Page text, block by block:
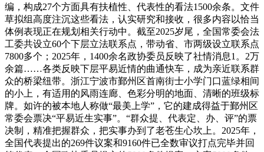
编，构成27个方面具有扶植性、代表性的看法1500余条。文件
草拟组高度注沉这些看法，认实研究和接收，很多内容以恰当
体例表现正在规划相关行动中。截至2025岁尾，全国常委会法
工委共设立60个下层立法联系点，带动省、市两级设立联系点
7800多个；2025年，1400余名政协委员反映了社情消息1。2万
余篇……各类反映下层平易近情的曲通快车，成为亲近联系群
众的桥梁纽带。浙江宁波市鄞州区首南街士小学门口蓝绿相间
的小上，有适用的风雨连廊、色彩分明的地面、清晰的班级标
牌。如许的被本地人称做“最美上学”，它的建成得益于鄞州区
常委会票决“平易近生实事”。“群众提、代表定、办、评”的票
决制，精准把握群众，把实事办到了老苍生心坎上。2025年，
全国代表提出的269件议案和9160件已全数审议打点完毕并回